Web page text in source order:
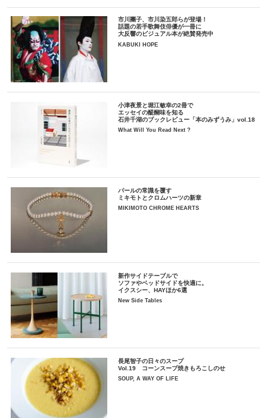
市川團子、市川染五郎らが登場！
話題の若手歌舞伎俳優が一冊に
大反響のビジュアル本が絶賛発売中
KABUKI HOPE
小津夜景と堀江敏幸の2冊で
エッセイの醍醐味を知る
石井千湖のブックレビュー「本のみずうみ」vol.18
What Will You Read Next ?
パールの常識を覆す
ミキモトとクロムハーツの新章
MIKIMOTO CHROME HEARTS
新作サイドテーブルで
ソファやベッドサイドを快適に。
イクスシー、HAYほか6選
New Side Tables
長尾智子の日々のスープ
Vol.19 コーンスープ焼きもろこしのせ
SOUP, A WAY OF LIFE